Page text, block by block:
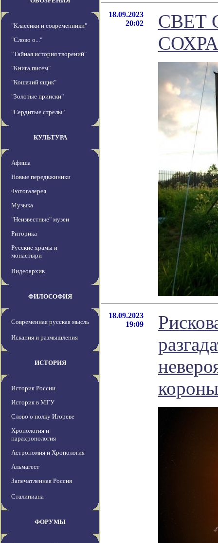
"Классики и современники"
"Слово о..."
"Тайная история творений"
"Книга писем"
"Кошачий ящик"
"Золотые прииски"
"Сердитые стрелы"
КУЛЬТУРА
Афиша
Новые передвжиники
Фотогалерея
Музыка
"Неизвестные" музеи
Риторика
Русские храмы и
монастыри
Видеоархив
ФИЛОСОФИЯ
Современная русская мысль
Искания и размышления
ИСТОРИЯ
История России
История в МГУ
Слово о полку Игореве
Хронология и
парахронология
Астрономия и Хронология
Альмагест
Запечатленная Россия
Сталиниана
ФОРУМЫ
18.09.2023
20:02
СВЕТ
18.09.2023
19:09